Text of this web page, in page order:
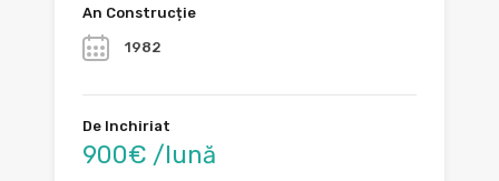
An Construcție
1982
De Inchiriat
900€ /lună